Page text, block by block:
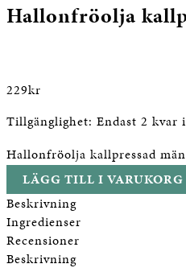
Hallonfröolja
229kr
Tillgänglighet: Endast 2 kvar
Hallonfröolja kallpressad
LÄGG TILL I VARUKORG
Beskrivning
Ingredienser
Recensioner
Beskrivning